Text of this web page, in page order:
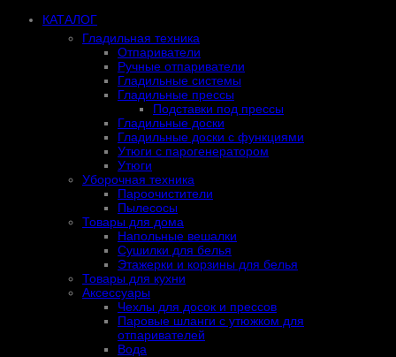
КАТАЛОГ
Гладильная техника
Отпариватели
Ручные отпариватели
Гладильные системы
Гладильные прессы
Подставки под прессы
Гладильные доски
Гладильные доски с функциями
Утюги с парогенератором
Утюги
Уборочная техника
Пароочистители
Пылесосы
Товары для дома
Напольные вешалки
Сушилки для белья
Этажерки и корзины для белья
Товары для кухни
Аксессуары
Чехлы для досок и прессов
Паровые шланги с утюжком для
отпаривателей
Вода